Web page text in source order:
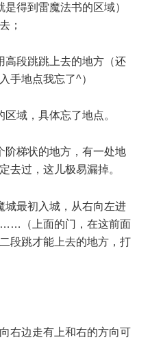
得到雷魔法书的区域）
；
高段跳跳上去的地方（还
手地点我忘了^）
域，具体忘了地点。
阶梯状的地方，有一处地
去过，这儿极易漏掉。
城最初入城，从右向左进
……（上面的门，在这前面
段跳才能上去的地方，打
右边走有上和右的方向可